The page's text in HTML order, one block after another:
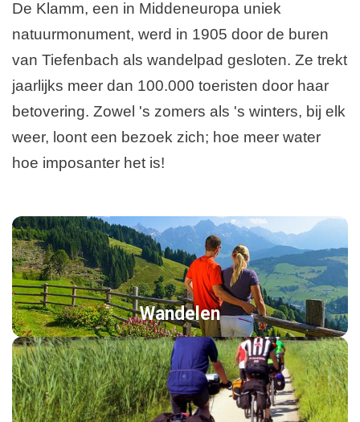
De Klamm, een in Middeneuropa uniek
natuurmonument, werd in 1905 door de buren
van Tiefenbach als wandelpad gesloten. Ze trekt
jaarlijks meer dan 100.000 toeristen door haar
betovering. Zowel 's zomers als 's winters, bij elk
weer, loont een bezoek zich; hoe meer water
hoe imposanter het is!
Wandelen